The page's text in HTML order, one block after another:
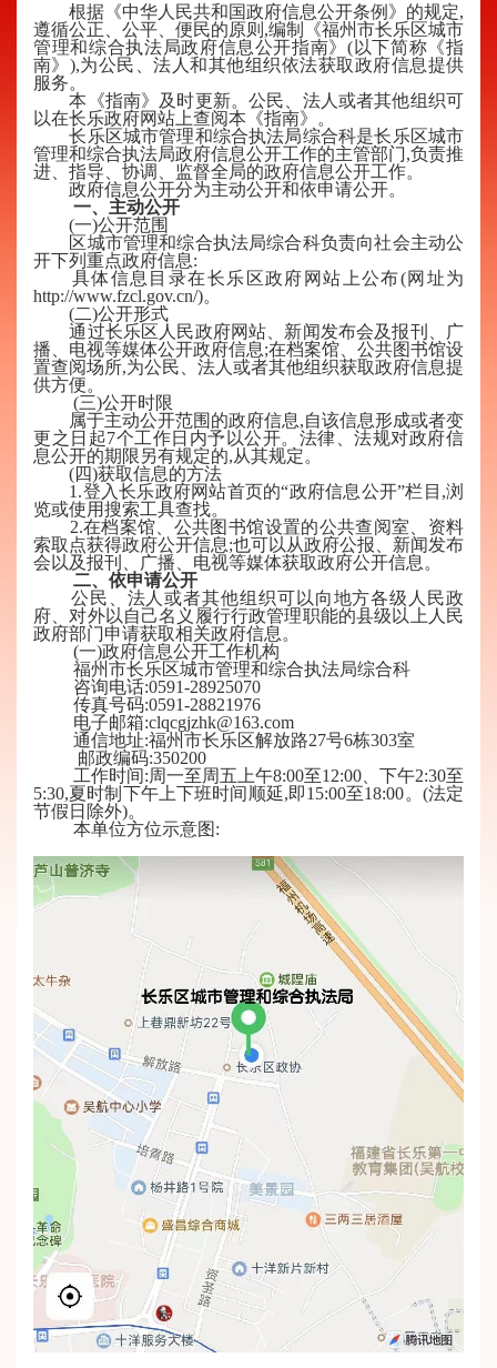
根据《中华人民共和国政府信息公开条例》的规定,
遵循公正、公平、便民的原则,编制《福州市长乐区城市
管理和综合执法局政府信息公开指南》(以下简称《指
南》),为公民、法人和其他组织依法获取政府信息提供
服务。
本《指南》及时更新。公民、法人或者其他组织可
以在长乐政府网站上查阅本《指南》。
长乐区城市管理和综合执法局综合科是长乐区城市
管理和综合执法局政府信息公开工作的主管部门,负责推
进、指导、协调、监督全局的政府信息公开工作。
政府信息公开分为主动公开和依申请公开。
一、主动公开
(一)公开范围
区城市管理和综合执法局综合科负责向社会主动公
开下列重点政府信息:
具体信息目录在长乐区政府网站上公布(网址为
http://www.fzcl.gov.cn/)。
(二)公开形式
通过长乐区人民政府网站、新闻发布会及报刊、广
播、电视等媒体公开政府信息;在档案馆、公共图书馆设
置查阅场所,为公民、法人或者其他组织获取政府信息提
供方便。
(三)公开时限
属于主动公开范围的政府信息,自该信息形成或者变
更之日起7个工作日内予以公开。法律、法规对政府信
息公开的期限另有规定的,从其规定。
(四)获取信息的方法
1.登入长乐政府网站首页的“政府信息公开”栏目,浏
览或使用搜索工具查找。
2.在档案馆、公共图书馆设置的公共查阅室、资料
索取点获得政府公开信息;也可以从政府公报、新闻发布
会以及报刊、广播、电视等媒体获取政府公开信息。
二、依申请公开
公民、法人或者其他组织可以向地方各级人民政
府、对外以自己名义履行行政管理职能的县级以上人民
政府部门申请获取相关政府信息。
(一)政府信息公开工作机构
福州市长乐区城市管理和综合执法局综合科
咨询电话:0591-28925070
传真号码:0591-28821976
电子邮箱:clqcgjzhk@163.com
通信地址:福州市长乐区解放路27号6栋303室
邮政编码:350200
工作时间:周一至周五上午8:00至12:00、下午2:30至
5:30,夏时制下午上下班时间顺延,即15:00至18:00。(法定
节假日除外)。
本单位方位示意图: